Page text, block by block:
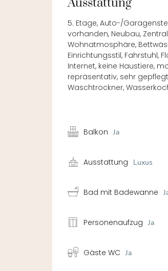
5. Etage, Auto-/
vorhanden, Neubau,
Wohnatmosphäre,
Einrichtungsstil, Fahrstuhl,
Internet, keine Haustiere,
repräsentativ, sehr
Waschtrockner,
Balkon Ja
Ausstattung Luxus
Bad mit Badewanne
Personenaufzug Ja
Gäste WC Ja